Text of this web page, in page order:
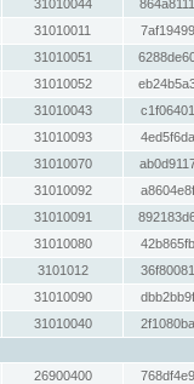
31010044
31010011
31010051
31010052
31010043
31010093
31010070
31010092
31010091
31010080
3101012
31010090
31010040
26900400